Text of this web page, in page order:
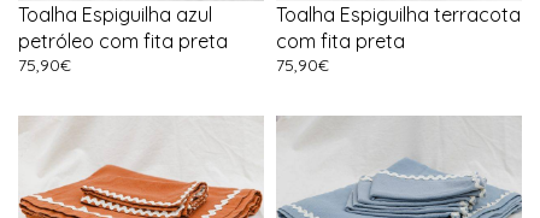
Toalha Espiguilha azul
petróleo com fita preta
75,90€
Toalha Espiguilha terracota
com fita preta
75,90€